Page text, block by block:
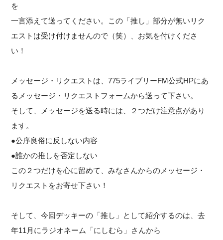
を
一言添えて送ってください。この「推し」部分が無いリク
エストは受け付けませんので（笑）、お気を付けくださ
い！
メッセージ・リクエストは、775ライブリーFM公式HPにあ
るメッセージ・リクエストフォームから送って下さい。
そして、メッセージを送る時には、２つだけ注意点があり
ます。
●公序良俗に反しない内容
●誰かの推しを否定しない
この２つだけを心に留めて、みなさんからのメッセージ・
リクエストをお寄せ下さい！
そして、今回デッキーの「推し」として紹介するのは、去
年11月にラジオネーム「にしむら」さんから